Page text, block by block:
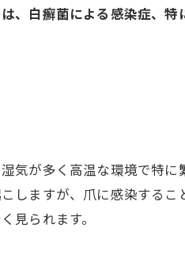
、白癬菌による感染症、特
気が多く高温な環境で特
しますが、爪に感染する
見られます。